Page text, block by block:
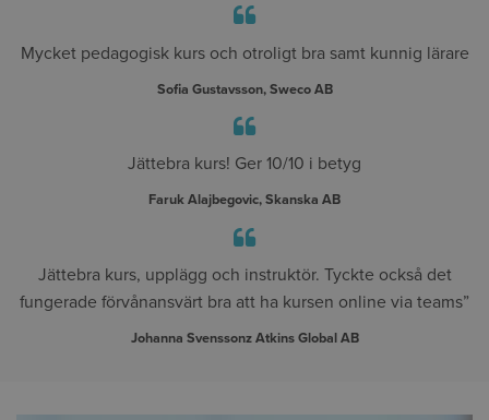
Mycket pedagogisk kurs och otroligt bra samt kunnig lärare
Sofia Gustavsson, Sweco AB
Jättebra kurs! Ger 10/10 i betyg
Faruk Alajbegovic, Skanska AB
Jättebra kurs, upplägg och instruktör. Tyckte också det
fungerade förvånansvärt bra att ha kursen online via teams”
Johanna Svenssonz Atkins Global AB